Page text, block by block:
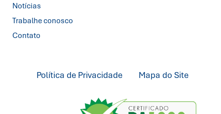
Notícias
Trabalhe conosco
Contato
Política de Privacidade Mapa do Site